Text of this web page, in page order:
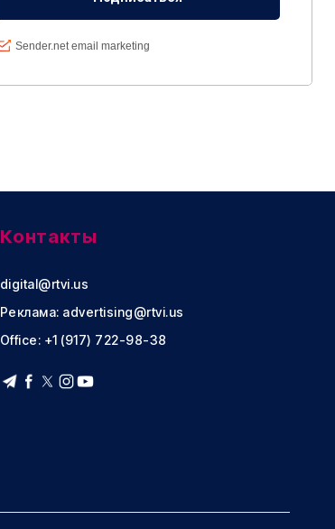
Контакты
digital@rtvi.us
Реклама: advertising@rtvi.us
Office: +1 (917) 722-98-38